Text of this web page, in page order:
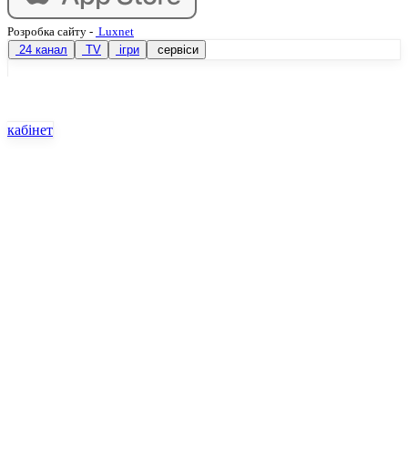
Розробка сайту - Luxnet
24 канал
TV ігри сервіси
кабінет